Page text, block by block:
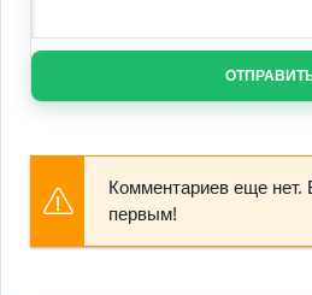
Комментариев еще нет.
первым!